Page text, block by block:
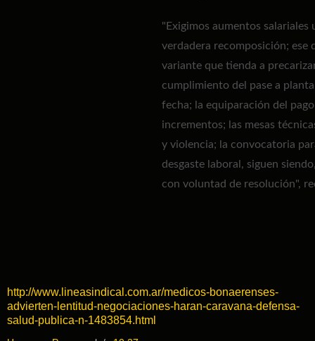
"Exigimos aumentos salariales
verdadera recomposición; ese
variante que tienda a
cumplimiento del pase a
fecha; la equiparación del
incrementos; las mesas
y violencia; la convocatoria
desgaste laboral, siguen
con voluntad de resolución",
http://www.lineasindical.com.ar/medicos-bonaerenses-
advierten-lentitud-negociaciones-haran-caravana-defensa-
salud-publica-n-1483854.html